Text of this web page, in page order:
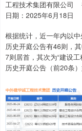
工程技术集团有限公司
日期：2025年6月18日
根据统计，近一年内以
历史开庭公告有46则，
7则居首，其次为“建设工
历史开庭公告（前20条）